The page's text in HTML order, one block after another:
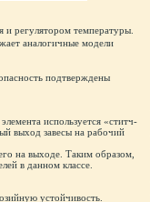
регулятором температуры.
аналогичные модели
подтверждены
используется «ститч-
выход завесы на рабочий
на выходе. Таким образом,
в данном классе.
устойчивость.